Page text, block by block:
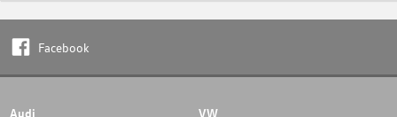
Facebook
Audi VW